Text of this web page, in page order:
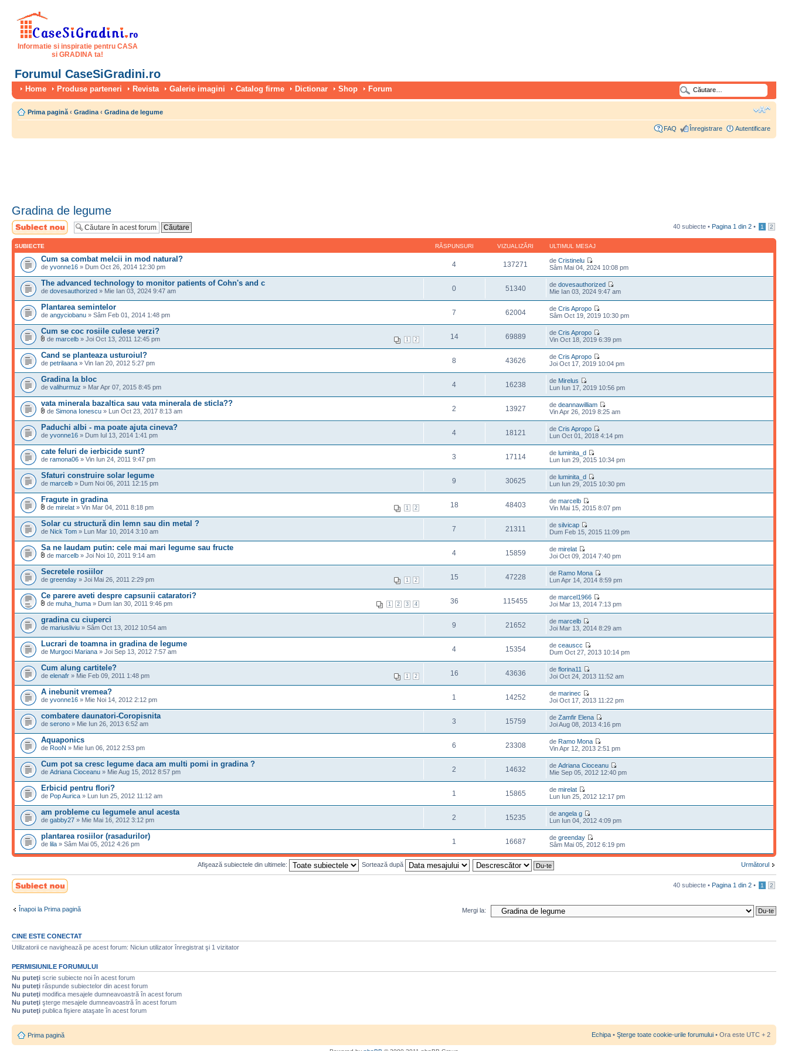
Informatie si inspiratie pentru CASA
si GRADINA ta!
Forumul CaseSiGradini.ro
Home Produse parteneri Revista Galerie imagini Catalog firme Dictionar Shop Forum
Prima pagină ‹ Gradina ‹ Gradina de legume
FAQ Înregistrare Autentificare
Gradina de legume
Scrie un subiect
nou
40 subiecte • Pagina 1 din 2 • 1 2
SUBIECTE RĂSPUNSURI VIZUALIZĂRI ULTIMUL MESAJ
Cum sa combat melcii in mod natural?
de yvonne16 » Dum Oct 26, 2014 12:30 pm 4 137271 deCristinelu
Sâm Mai 04, 2024 10:08 pm
The advanced technology to monitor patients of Cohn's and c
de dovesauthorized » Mie Ian 03, 2024 9:47 am 0 51340 dedovesauthorized
Mie Ian 03, 2024 9:47 am
Plantarea semintelor
de angyciobanu » Sâm Feb 01, 2014 1:48 pm 7 62004 deCris Apropo
Sâm Oct 19, 2019 10:30 pm
Cum se coc rosiile culese verzi?
1 2
de marcelb » Joi Oct 13, 2011 12:45 pm 14 69889 deCris Apropo
Vin Oct 18, 2019 6:39 pm
Cand se planteaza usturoiul?
de petrilaana » Vin Ian 20, 2012 5:27 pm 8 43626 deCris Apropo
Joi Oct 17, 2019 10:04 pm
Gradina la bloc
de valihurmuz » Mar Apr 07, 2015 8:45 pm 4 16238 de Mirelus
Lun Iun 17, 2019 10:56 pm
vata minerala bazaltica sau vata minerala de sticla??
de Simona Ionescu » Lun Oct 23, 2017 8:13 am 2 13927 dedeannawilliam
Vin Apr 26, 2019 8:25 am
Paduchi albi - ma poate ajuta cineva?
de yvonne16 » Dum Iul 13, 2014 1:41 pm 4 18121 deCris Apropo
Lun Oct 01, 2018 4:14 pm
cate feluri de ierbicide sunt?
de ramona06 » Vin Iun 24, 2011 9:47 pm 3 17114 deluminita_d
Lun Iun 29, 2015 10:34 pm
Sfaturi construire solar legume
de marcelb » Dum Noi 06, 2011 12:15 pm 9 30625 deluminita_d
Lun Iun 29, 2015 10:30 pm
Fragute in gradina
1 2
de mirelat » Vin Mar 04, 2011 8:18 pm 18 48403 demarcelb
Vin Mai 15, 2015 8:07 pm
Solar cu structură din lemn sau din metal ?
de Nick Tom » Lun Mar 10, 2014 3:10 am 7 21311 desilvicap
Dum Feb 15, 2015 11:09 pm
Sa ne laudam putin: cele mai mari legume sau fructe
de marcelb » Joi Noi 10, 2011 9:14 am 4 15859 demirelat
Joi Oct 09, 2014 7:40 pm
Secretele rosiilor
1 2
de greenday » Joi Mai 26, 2011 2:29 pm 15 47228 de Ramo Mona
Lun Apr 14, 2014 8:59 pm
Ce parere aveti despre capsunii cataratori?
1 2 3 4
de muha_huma » Dum Ian 30, 2011 9:46 pm 36 115455 demarcel1966
Joi Mar 13, 2014 7:13 pm
gradina cu ciuperci
de mariusliviu » Sâm Oct 13, 2012 10:54 am 9 21652 demarcelb
Joi Mar 13, 2014 8:29 am
Lucrari de toamna in gradina de legume
de Murgoci Mariana » Joi Sep 13, 2012 7:57 am 4 15354 deceauscc
Dum Oct 27, 2013 10:14 pm
Cum alung cartitele?
1 2
de elenafr » Mie Feb 09, 2011 1:48 pm 16 43636 deflorina11
Joi Oct 24, 2013 11:52 am
A inebunit vremea?
de yvonne16 » Mie Noi 14, 2012 2:12 pm 1 14252 demarinec
Joi Oct 17, 2013 11:22 pm
combatere daunatori-Coropisnita
de serono » Mie Iun 26, 2013 6:52 am 3 15759 deZamfir Elena
Joi Aug 08, 2013 4:16 pm
Aquaponics
de RooN » Mie Iun 06, 2012 2:53 pm 6 23308 de Ramo Mona
Vin Apr 12, 2013 2:51 pm
Cum pot sa cresc legume daca am multi pomi in gradina ?
de Adriana Cioceanu » Mie Aug 15, 2012 8:57 pm 2 14632 deAdriana Cioceanu
Mie Sep 05, 2012 12:40 pm
Erbicid pentru flori?
de Pop Aurica » Lun Iun 25, 2012 11:12 am 1 15865 demirelat
Lun Iun 25, 2012 12:17 pm
am probleme cu legumele anul acesta
de gabby27 » Mie Mai 16, 2012 3:12 pm 2 15235 deangela g
Lun Iun 04, 2012 4:09 pm
plantarea rosiilor (rasadurilor)
de lila » Sâm Mai 05, 2012 4:26 pm 1 16687 degreenday
Sâm Mai 05, 2012 6:19 pm
Următorul
Afişează subiectele din ultimele: Sortează după
Scrie un subiect
nou
40 subiecte • Pagina 1 din 2 • 1 2
Înapoi la Prima pagină Mergi la:
CINE ESTE CONECTAT
Utilizatorii ce navighează pe acest forum: Niciun utilizator înregistrat şi 1 vizitator
PERMISIUNILE FORUMULUI
Nu puteţi scrie subiecte noi în acest forum
Nu puteţi răspunde subiectelor din acest forum
Nu puteţi modifica mesajele dumneavoastră în acest forum
Nu puteţi şterge mesajele dumneavoastră în acest forum
Nu puteţi publica fişiere ataşate în acest forum
Prima pagină Echipa • Şterge toate cookie-urile forumului • Ora este UTC + 2